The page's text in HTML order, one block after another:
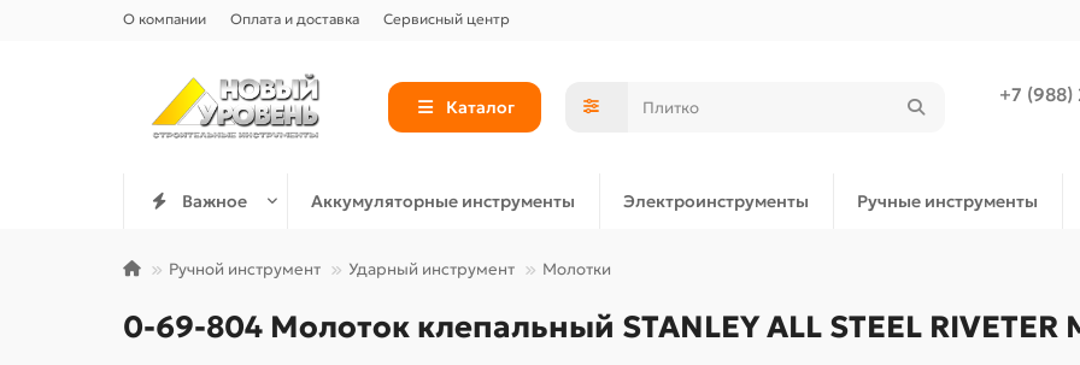
О компании Оплата и доставка Сервисный центр
Каталог
+7 (988)
Важное Аккумуляторные инструменты Электроинструменты Ручные инструменты
Ручной инструмент Ударный инструмент Молотки
0-69-804 Молоток клепальный STANLEY ALL STEEL RIVETER